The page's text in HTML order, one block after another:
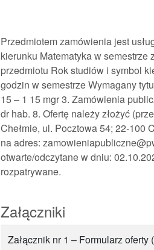
Przedmiotem zamówienia jest
kierunku Matematyka w
przedmiotu Rok studiów i symbol
godzin w semestrze Wymagany
15 – 1 15 mgr 3. Zamówienia
dr hab. 8. Ofertę należy złożyć
Chełmie, ul. Pocztowa 54; 22-100
na adres:
otwarte/odczytane w dniu:
rozpatrywane.
Załączniki
Załącznik nr 1 – Formularz oferty